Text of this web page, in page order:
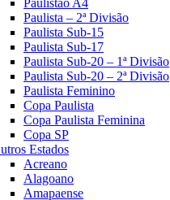
Paulista – 2ª Divisão
Paulista Sub-15
Paulista Sub-17
Paulista Sub-20 – 1ª Divisão
Paulista Sub-20 – 2ª Divisão
Paulista Feminino
Copa Paulista
Copa Paulista Feminina
Copa SP
Estados
Acreano
Alagoano
Amapaense